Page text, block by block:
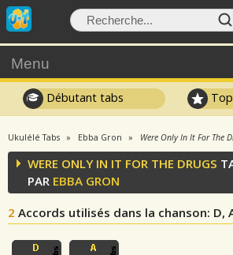
Menu
Débutant tabs
Ukulélé Tabs Ebba Gron Were Only In It For The
WERE ONLY IN IT FOR THE DRUGS
PAR EBBA GRON
2 Accords utilisés dans la chanson: D,